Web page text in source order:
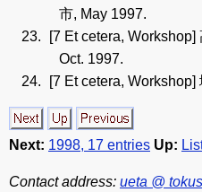
市, May 1997.
[7 Et cetera, Workshop]
Oct. 1997.
[7 Et cetera, Workshop]
Next: 1998, 17 entries Up:
Contact address: ueta @